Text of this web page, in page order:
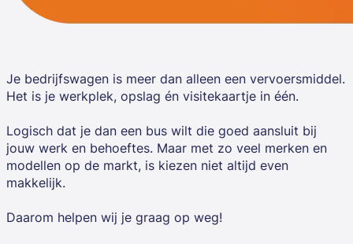
Je bedrijfswagen is meer dan alleen een vervoersmiddel.
Het is je werkplek, opslag én visitekaartje in één.
Logisch dat je dan een bus wilt die goed aansluit bij
jouw werk en behoeftes. Maar met zo veel merken en
modellen op de markt, is kiezen niet altijd even
makkelijk.
Daarom helpen wij je graag op weg!